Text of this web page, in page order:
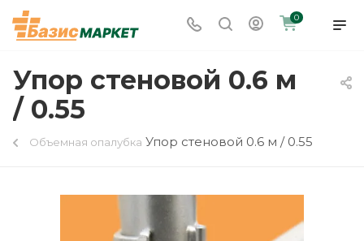
0
Упор стеновой 0.6 м
/ 0.55
Объемная опалубка Упор стеновой 0.6 м / 0.55